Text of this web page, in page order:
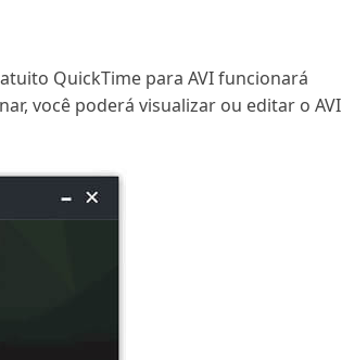
QuickTime para AVI funcionará
você poderá visualizar ou editar o AVI